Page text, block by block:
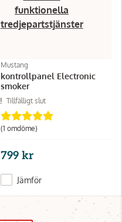
funktionella
tredjepartstjänster
Mustang
kontrollpanel Electronic
smoker
Tillfälligt slut
(1 omdöme)
799 kr
Jämför